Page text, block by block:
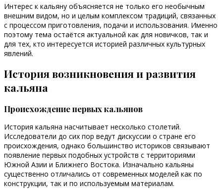
Интерес к кальяну объясняется не только его необычным
внешним видом, но и целым комплексом традиций, связанных
с процессом приготовления, подачи и использования. Именно
поэтому тема остаётся актуальной как для новичков, так и
для тех, кто интересуется историей различных культурных
явлений.
История возникновения и развития
кальяна
Происхождение первых кальянов
История кальяна насчитывает несколько столетий.
Исследователи до сих пор ведут дискуссии о стране его
происхождения, однако большинство историков связывают
появление первых подобных устройств с территориями
Южной Азии и Ближнего Востока. Изначально кальяны
существенно отличались от современных моделей как по
конструкции, так и по используемым материалам.